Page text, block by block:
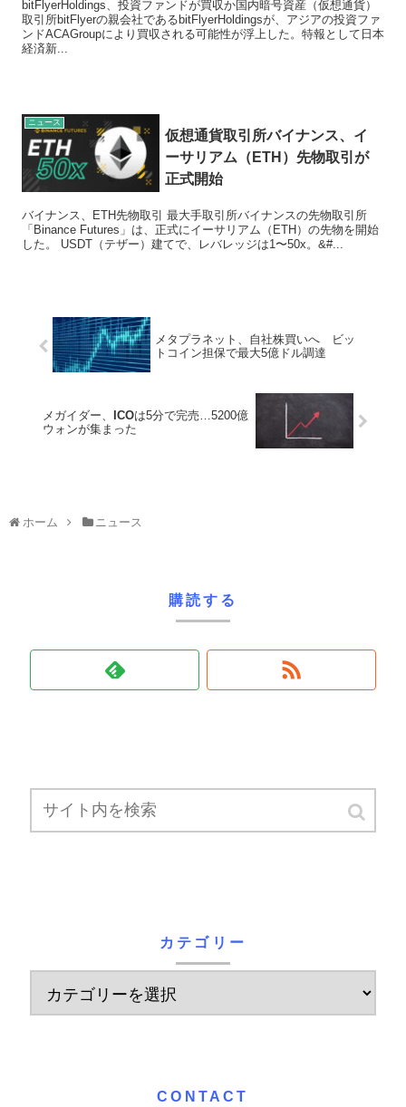
bitFlyerHoldings、投資ファンドが買収か国内暗号資産（仮想通貨）
取引所bitFlyerの親会社であるbitFlyerHoldingsが、アジアの投資ファ
ンドACAGroupにより買収される可能性が浮上した。特報として日本
経済新...
ニュース
仮想通貨取引所バイナンス、イ
ーサリアム（ETH）先物取引が
正式開始
バイナンス、ETH先物取引 最大手取引所バイナンスの先物取引所
「Binance Futures」は、正式にイーサリアム（ETH）の先物を開始
した。 USDT（テザー）建てで、レバレッジは1〜50x。&#...
メタプラネット、自社株買いへ ビッ
トコイン担保で最大5億ドル調達
メガイダー、 ICOは5分で完売…5200億
ウォンが集まった
ホーム ニュース
購読する
カテゴリー
CONTACT